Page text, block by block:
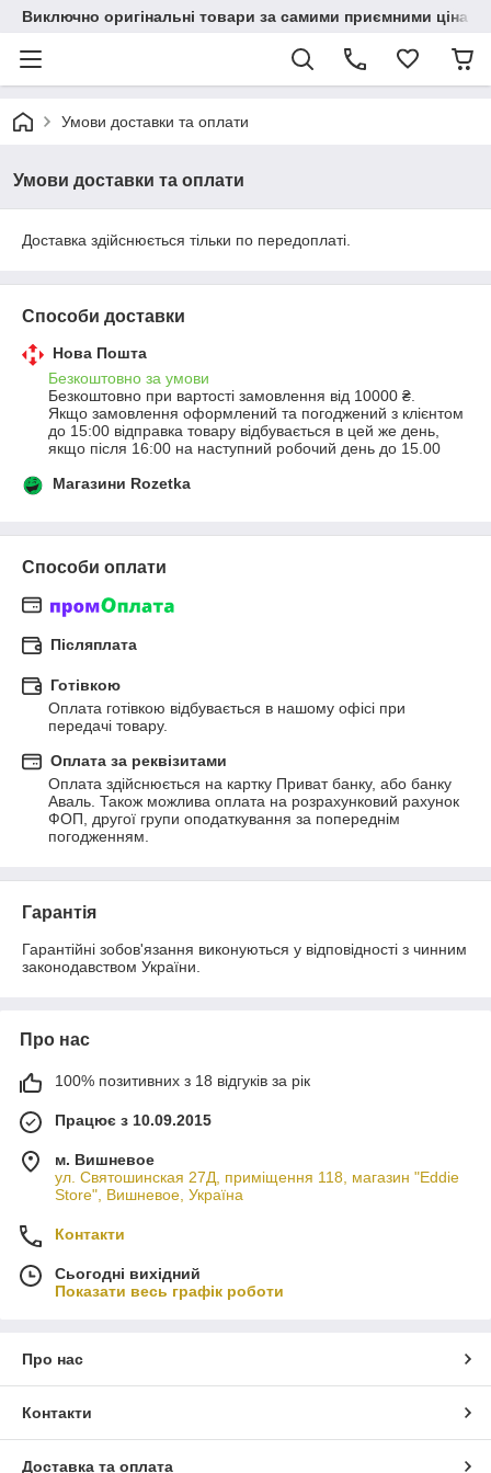
Виключно оригінальні товари за самими приємними
Умови доставки та оплати
Умови доставки та оплати
Доставка здійснюється тільки по передоплаті.
Способи доставки
Нова Пошта
Безкоштовно за умови
Безкоштовно при вартості замовлення від 10000 ₴.
Якщо замовлення оформлений та погоджений з клієнтом
до 15:00 відправка товару відбувається в цей же день,
якщо після 16:00 на наступний робочий день до 15.00
Магазини Rozetka
Способи оплати
Післяплата
Готівкою
Оплата готівкою відбувається в нашому офісі при
передачі товару.
Оплата за реквізитами
Оплата здійснюється на картку Приват банку, або банку
Аваль. Також можлива оплата на розрахунковий рахунок
ФОП, другої групи оподаткування за попереднім
погодженням.
Гарантія
Гарантійні зобов'язання виконуються у відповідності з чинним
законодавством України.
Про нас
100% позитивних з 18 відгуків за рік
Працює з 10.09.2015
м. Вишневое
ул. Святошинская 27Д, приміщення 118, магазин "Eddie
Store", Вишневое, Україна
Контакти
Сьогодні вихідний
Показати весь графік роботи
Про нас
Контакти
Доставка та оплата